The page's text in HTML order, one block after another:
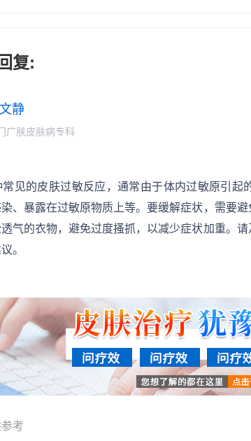
复:
静
广肤皮肤病专科
见的皮肤过敏反应，通常由于体内过敏原引起
、暴露在过敏原物质上等。要缓解症状，需要
气的衣物，避免过度搔抓，以减少症状加重。
。
考